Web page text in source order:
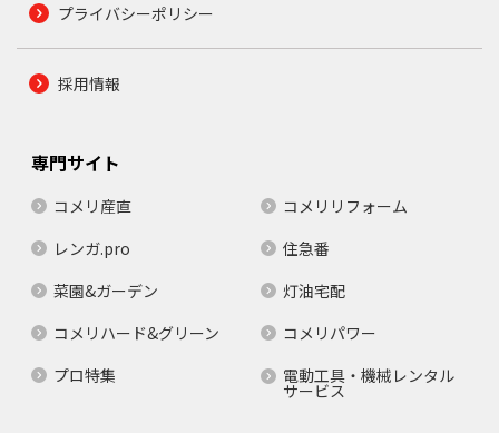
プライバシーポリシー
採用情報
専門サイト
コメリ産直
コメリリフォーム
レンガ.pro
住急番
菜園&ガーデン
灯油宅配
コメリハード&グリーン
コメリパワー
プロ特集
電動工具・機械レンタル
サービス